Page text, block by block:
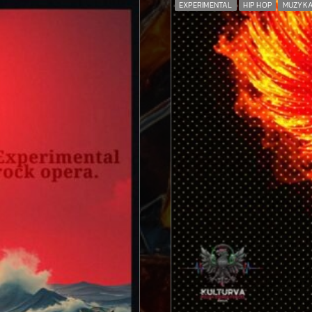
EXPERIMENTAL HIP HOP MUZYKA